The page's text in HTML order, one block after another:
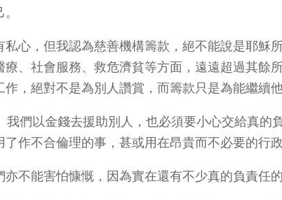
心，但我認為慈善機構籌款，絕不能說是耶穌
、社會服務、救危濟貧等方面，遠遠超過其餘
，絕對不是為別人讚賞，而籌款只是為能繼續
我們以金錢去援助別人，也必須要小心交給真
作不合倫理的事，甚或用在昂貴而不必要的行
不能害怕慷慨，因為實在還有不少真的負責任